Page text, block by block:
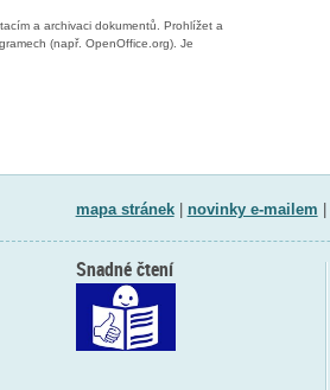
a archivaci dokumentů. Prohlížet a
(např. OpenOffice.org). Je
mapa stránek| novinky e-mailem
Snadné čtení